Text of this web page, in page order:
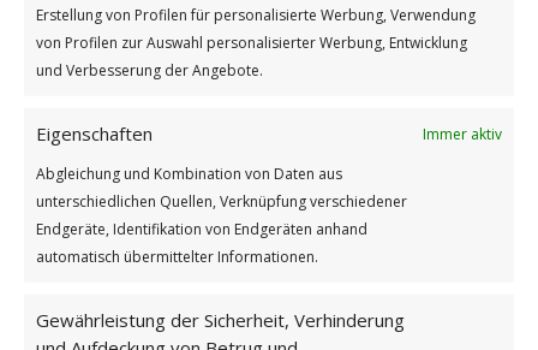
Erstellung von Profilen für personalisierte Werbung, Verwendung
von Profilen zur Auswahl personalisierter Werbung, Entwicklung
und Verbesserung der Angebote.
Eigenschaften
Immer aktiv
Abgleichung und Kombination von Daten aus
unterschiedlichen Quellen, Verknüpfung verschiedener
Endgeräte, Identifikation von Endgeräten anhand
automatisch übermittelter Informationen.
Gewährleistung der Sicherheit, Verhinderung